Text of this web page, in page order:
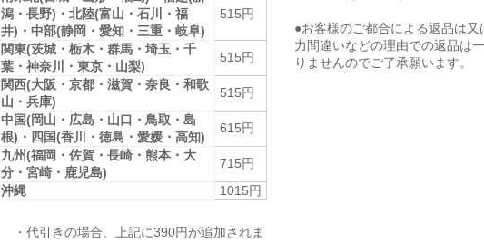
潟・長野)・北陸(富山・石川・福
井)・中部(静岡・愛知・三重・岐阜)
515円
関東(茨城・栃木・群馬・埼玉・千
葉・神奈川・東京・山梨)
515円
関西(大阪・京都・滋賀・奈良・和歌
山・兵庫)
515円
中国(岡山・広島・山口・鳥取・島
根)・四国(香川・徳島・愛媛・高知)
615円
九州(福岡・佐賀・長崎・熊本・大
分・宮崎・鹿児島)
715円
沖縄
1015円
・代引きの場合、上記に390円が追加されま
●お客様のご都合による返品は又
力間違いなどの理由での返品は
りませんのでご了承願います。